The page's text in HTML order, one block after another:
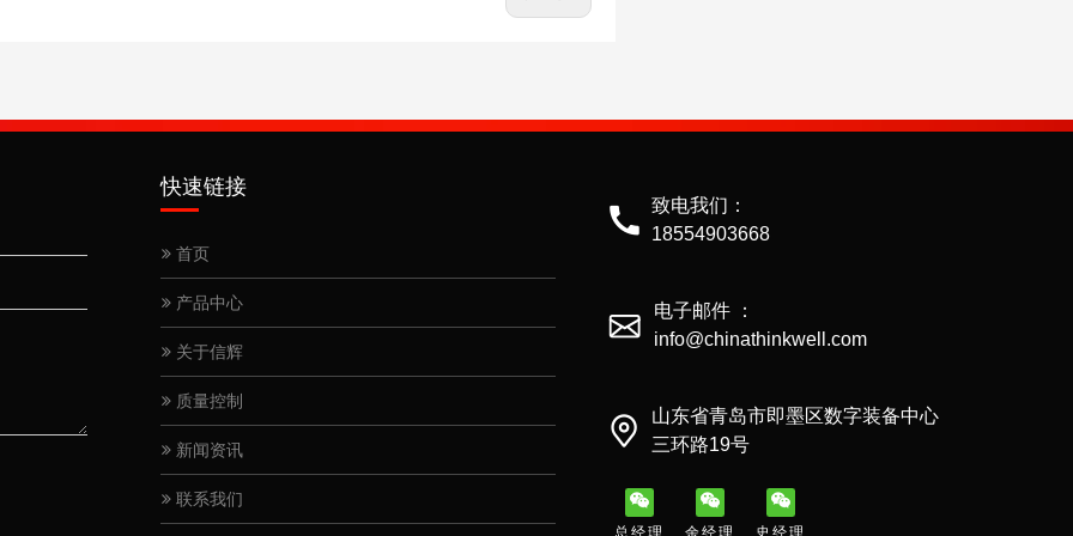
快速链接
首页
产品中心
关于信辉
质量控制
新闻资讯
联系我们
致电我们：
18554903668
电子邮件 ：
info@chinathinkwell.com
山东省青岛市即墨区数字装备中心
三环路19号
总经理 余经理 史经理